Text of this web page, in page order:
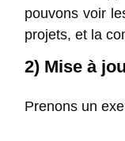
pouvons voir
projets, et la
2) Mise à
Prenons un